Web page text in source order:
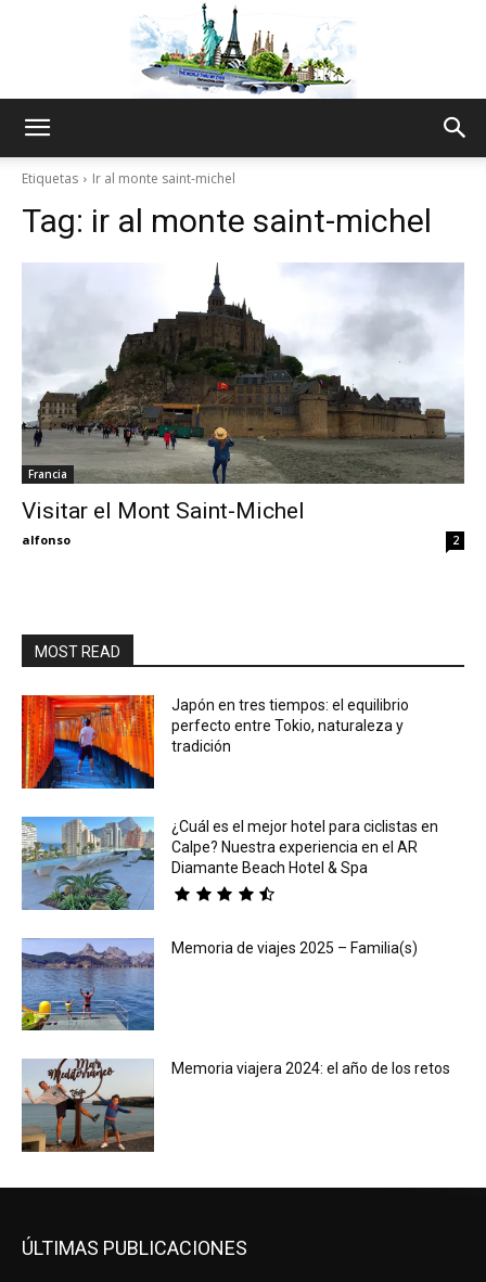
Thru
My
Etiquetas Ir al monte saint-michel
Tag: ir al monte saint-michel
Francia
Visitar el Mont Saint-Michel
alfonso 2
MOST READ
Japón en tres tiempos: el equilibrio
perfecto entre Tokio, naturaleza y
tradición
¿Cuál es el mejor hotel para ciclistas en
Calpe? Nuestra experiencia en el AR
Diamante Beach Hotel & Spa
Memoria de viajes 2025 – Familia(s)
Memoria viajera 2024: el año de los retos
ÚLTIMAS PUBLICACIONES